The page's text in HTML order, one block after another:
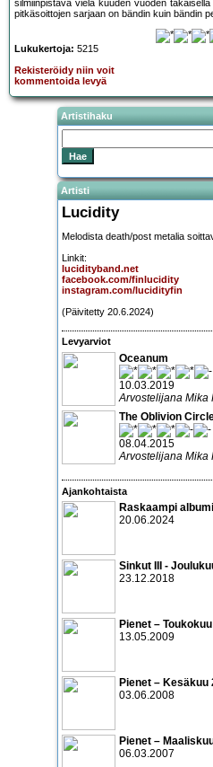
silmiinpistävä vielä kuuden vuoden takaisella
pitkäsoittojen sarjaan on bändin kuin bändin
Lukukertoja: 5215
Rekisteröidy niin voit
kommentoida levyä
Artistihaku
Artisti
Lucidity
Melodista death/post metalia
Linkit:
lucidityband.net
facebook.com/finlucidity
instagram.com/lucidityfin
(Päivitetty 20.6.2024)
Levyarviot
Oceanum
10.03.2019
Arvostelijana Mika
The Oblivion
08.04.2015
Arvostelijana Mika
Ajankohtaista
Raskaampi
20.06.2024
Sinkut III -
23.12.2018
Pienet –
13.05.2009
Pienet – Kesäkuu
03.06.2008
Pienet –
06.03.2007